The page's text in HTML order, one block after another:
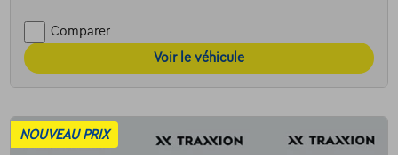
Comparer
Voir le véhicule
NOUVEAU PRIX